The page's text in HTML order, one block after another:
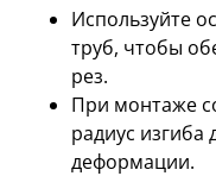
Используйте
труб, чтобы
рез.
При монтаже
радиус
деформации.